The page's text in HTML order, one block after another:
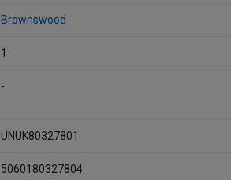
Brownswood
1
-
UNUK80327801
5060180327804